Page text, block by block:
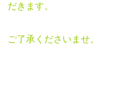
だきます。
ご了承くださいませ。